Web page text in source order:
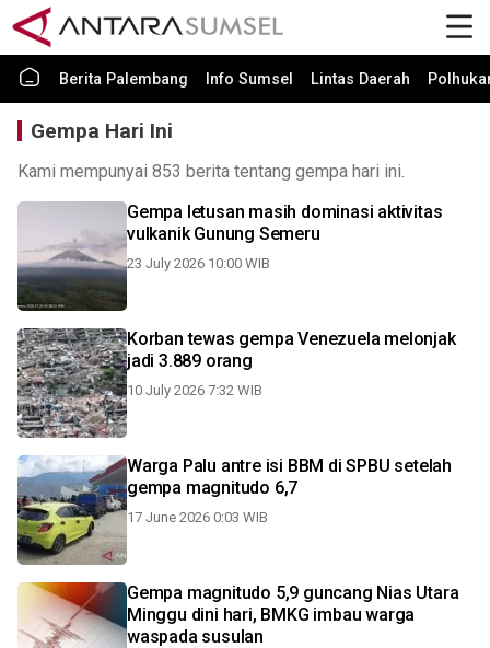
Berita Palembang Info Sumsel Lintas Daerah
Gempa Hari Ini
Kami mempunyai 853 berita tentang gempa hari ini.
Gempa letusan masih dominasi aktivitas
vulkanik Gunung Semeru
23 July 2026 10:00 WIB
Korban tewas gempa Venezuela melonjak
jadi 3.889 orang
10 July 2026 7:32 WIB
Warga Palu antre isi BBM di SPBU setelah
gempa magnitudo 6,7
17 June 2026 0:03 WIB
Gempa magnitudo 5,9 guncang Nias Utara
Minggu dini hari, BMKG imbau warga
waspada susulan